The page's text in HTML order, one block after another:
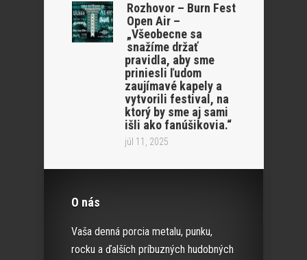
Rozhovor – Burn Fest
Open Air –
„Všeobecne sa
snažíme držať
pravidla, aby sme
priniesli ľudom
zaujímavé kapely a
vytvorili festival, na
ktorý by sme aj sami
išli ako fanúšikovia.“
júl 11, 2025
O nás
Vaša denná porcia metalu, punku,
rocku a ďalších príbuzných hudobných